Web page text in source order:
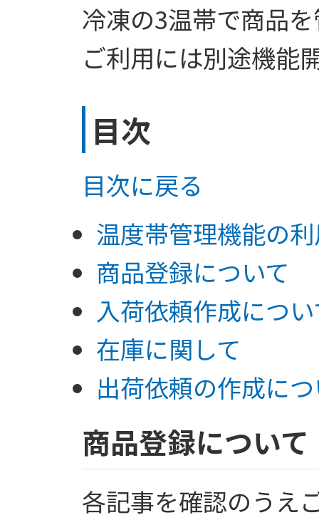
冷凍の3温帯で商品
ご利用には別途機能
目次
目次に戻る
温度帯管理機能の
商品登録について
入荷依頼作成につ
在庫に関して
出荷依頼の作成に
商品登録について
各記事を確認のうえ